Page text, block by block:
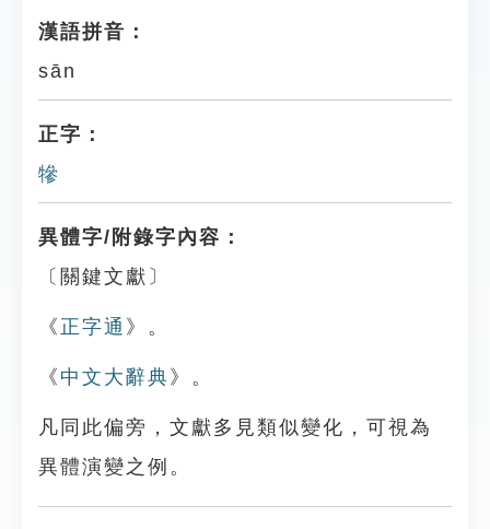
漢語拼音：
sān
正字：
犙
異體字/附錄字內容：
〔關鍵文獻〕
《 正字通 》。
《 中文大辭典 》。
凡同此偏旁，文獻多見類似變化，可視為
異體演變之例。